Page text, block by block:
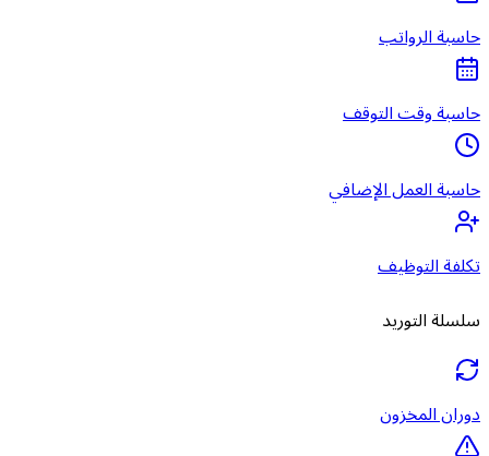
حاسبة الرواتب
حاسبة وقت التوقف
حاسبة العمل الإضافي
تكلفة التوظيف
سلسلة التوريد
دوران المخزون